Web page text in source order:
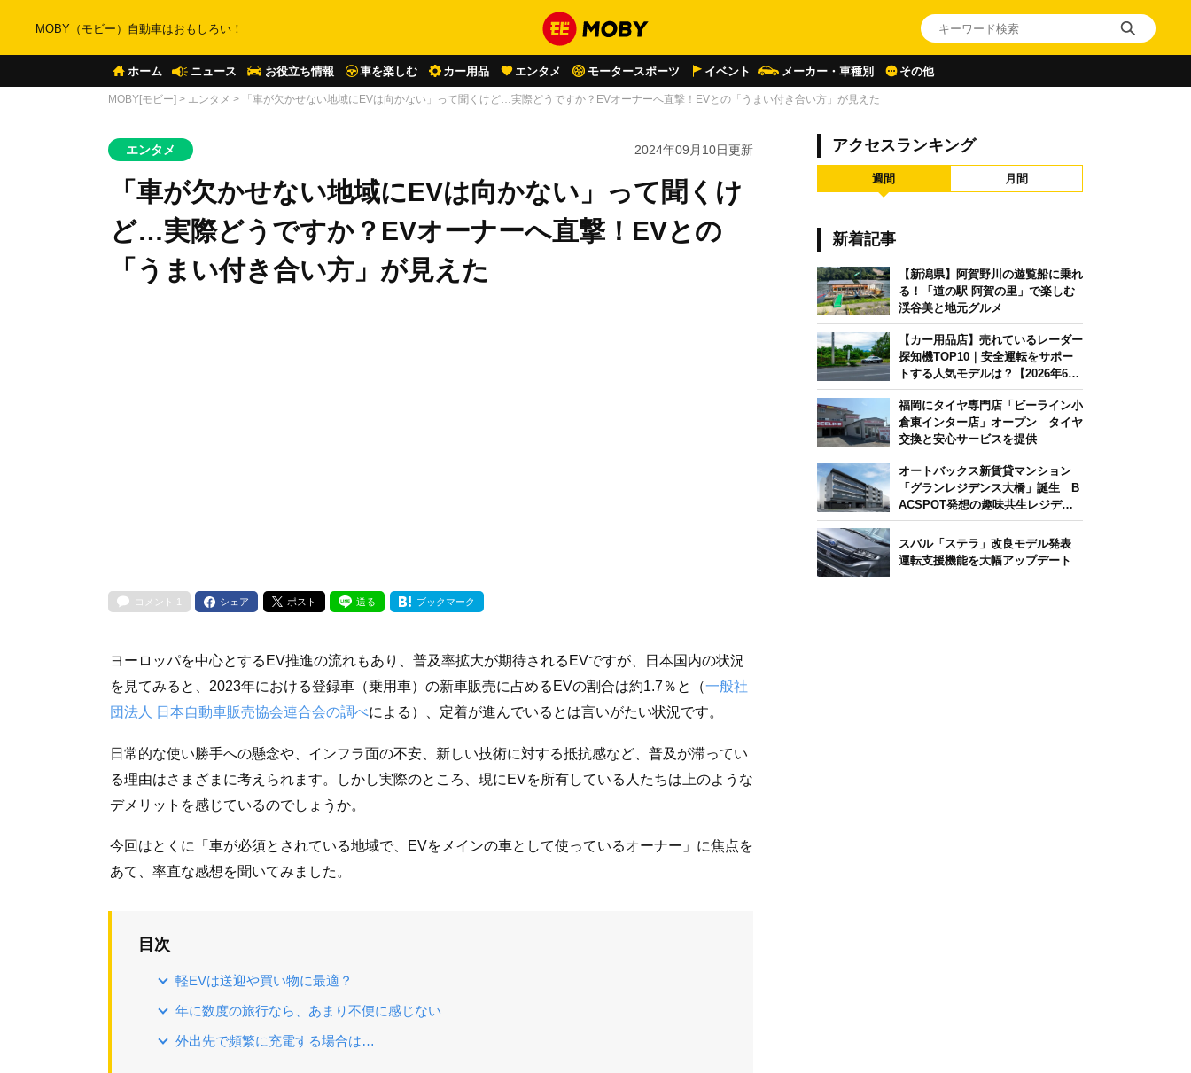
MOBY（モビー）自動車はおもしろい！
ホーム ニュース お役立ち情報 車を楽しむ カー用品 エンタメ モータースポーツ イベント メーカー・車種別 その他
MOBY[モビー] > エンタメ > 「車が欠かせない地域にEVは向かない」って聞くけど…実際どうですか？EVオーナーへ直撃！EVとの「うまい付き合い方」が見えた
エンタメ 2024年09月10日更新
「車が欠かせない地域にEVは向かない」って聞くけ
ど…実際どうですか？EVオーナーへ直撃！EVとの
「うまい付き合い方」が見えた
コメント 1 シェア ポスト 送る ブックマーク
ヨーロッパを中心とするEV推進の流れもあり、普及率拡大が期待されるEVですが、日本国内の状況
を見てみると、2023年における登録車（乗用車）の新車販売に占めるEVの割合は約1.7％と（一般社
団法人 日本自動車販売協会連合会の調べによる）、定着が進んでいるとは言いがたい状況です。
日常的な使い勝手への懸念や、インフラ面の不安、新しい技術に対する抵抗感など、普及が滞ってい
る理由はさまざまに考えられます。しかし実際のところ、現にEVを所有している人たちは上のような
デメリットを感じているのでしょうか。
今回はとくに「車が必須とされている地域で、EVをメインの車として使っているオーナー」に焦点を
あて、率直な感想を聞いてみました。
目次
軽EVは送迎や買い物に最適？
年に数度の旅行なら、あまり不便に感じない
外出先で頻繁に充電する場合は…
アクセスランキング
週間 月間
新着記事
【新潟県】阿賀野川の遊覧船に乗れ
る！「道の駅 阿賀の里」で楽しむ
渓谷美と地元グルメ
【カー用品店】売れているレーダー
探知機TOP10｜安全運転をサポー
トする人気モデルは？【2026年6月
版】
福岡にタイヤ専門店「ビーライン小
倉東インター店」オープン タイヤ
交換と安心サービスを提供
オートバックス新賃貸マンション
「グランレジデンス大橋」誕生 B
ACSPOT発想の趣味共生レジデン
ス
スバル「ステラ」改良モデル発表
運転支援機能を大幅アップデート